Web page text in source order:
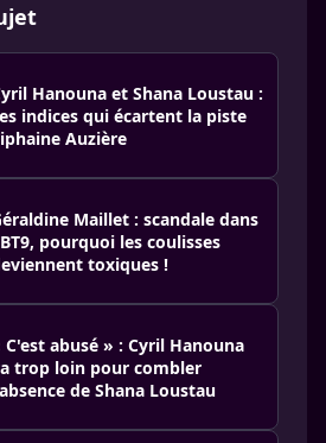
Hanouna et Shana Loustau :
indices qui écartent la piste
Auzière
Maillet : scandale dans
pourquoi les coulisses
toxiques !
C'est abusé » : Cyril Hanouna
trop loin pour combler
de Shana Loustau